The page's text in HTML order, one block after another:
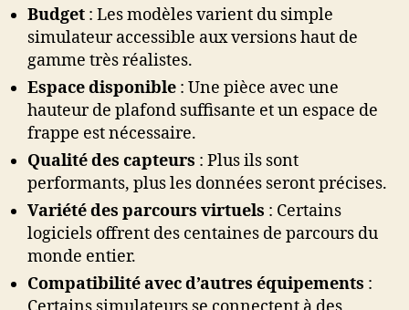
Budget : Les modèles varient du simple
simulateur accessible aux versions haut de
gamme très réalistes.
Espace disponible : Une pièce avec une
hauteur de plafond suffisante et un espace de
frappe est nécessaire.
Qualité des capteurs : Plus ils sont
performants, plus les données seront précises.
Variété des parcours virtuels : Certains
logiciels offrent des centaines de parcours du
monde entier.
Compatibilité avec d’autres équipements :